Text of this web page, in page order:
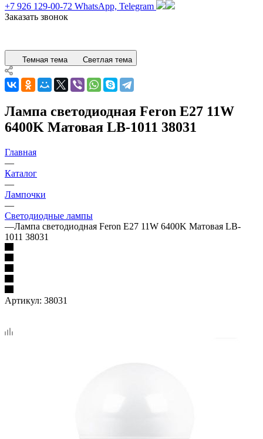
+7 926 129-00-72 WhatsApp, Telegram
Заказать звонок
Темная тема Светлая тема
Лампа светодиодная Feron E27 11W
6400K Матовая LB-1011 38031
Главная
—
Каталог
—
Лампочки
—
Светодиодные лампы
—Лампа светодиодная Feron E27 11W 6400K Матовая LB-
1011 38031
Артикул: 38031